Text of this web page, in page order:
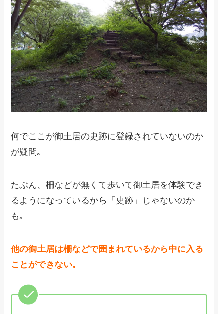
何でここが御土居の史跡に登録されていないのか
が疑問｡
たぶん、柵などが無くて歩いて御土居を体験でき
るようになっているから「史跡」じゃないのか
も｡
他の御土居は柵などで囲まれているから中に入る
ことができない。